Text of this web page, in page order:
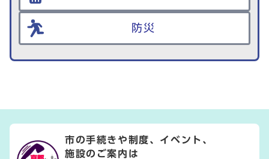
防災
市の手続きや制度、イベント、
施設のご案内は